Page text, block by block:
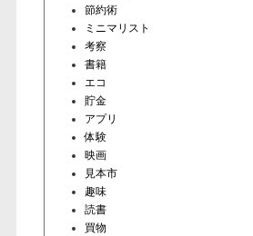
節約術
ミニマリスト
考察
書籍
エコ
貯金
アプリ
体験
映画
見本市
趣味
読書
買物